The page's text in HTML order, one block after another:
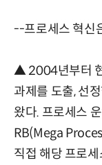
--프로세스 혁신
▲ 2004년부터
과제를 도출, 선
왔다. 프로세스
RB(Mega
직접 해당 프로